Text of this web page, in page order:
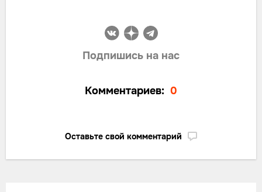
Подпишись на нас
Комментариев: 0
Оставьте свой комментарий